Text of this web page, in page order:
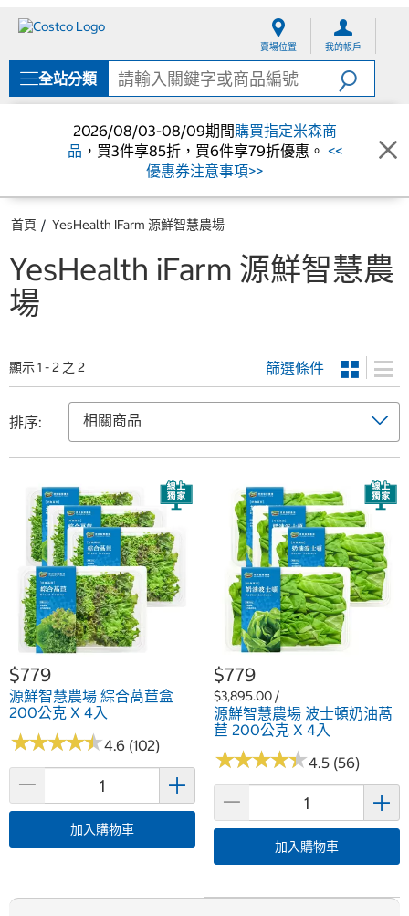
單
賣場位置 我的帳戶
全站分類
2026/08/03-08/09期間購買指定米森商
品 ，買3件享85折，買6件享79折優惠。 <<
優惠券注意事項>>
首頁 YesHealth IFarm 源鮮智慧農場
YesHealth iFarm 源鮮智慧農
場
顯示 1 - 2 之 2 篩選條件
排序:
$779
源鮮智慧農場 綜合萵苣盒
200公克 X 4入
★★★★★
★★★★★4.6 (102)
加入購物車
$779
$3,895.00 /
源鮮智慧農場 波士頓奶油萵
苣 200公克 X 4入
★★★★★
★★★★★4.5 (56)
加入購物車